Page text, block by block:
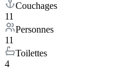
Couchages
11
Personnes
11
Toilettes
4